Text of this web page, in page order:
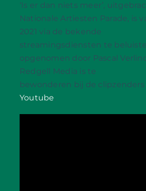
‘Is er dan niets meer’,
Nationale Artiesten Parade, is
2021 via de bekende
streamingsdiensten te
opgenomen door Pascal
Redgell Media is te
bewonderen bij de clipzenders
Youtube.